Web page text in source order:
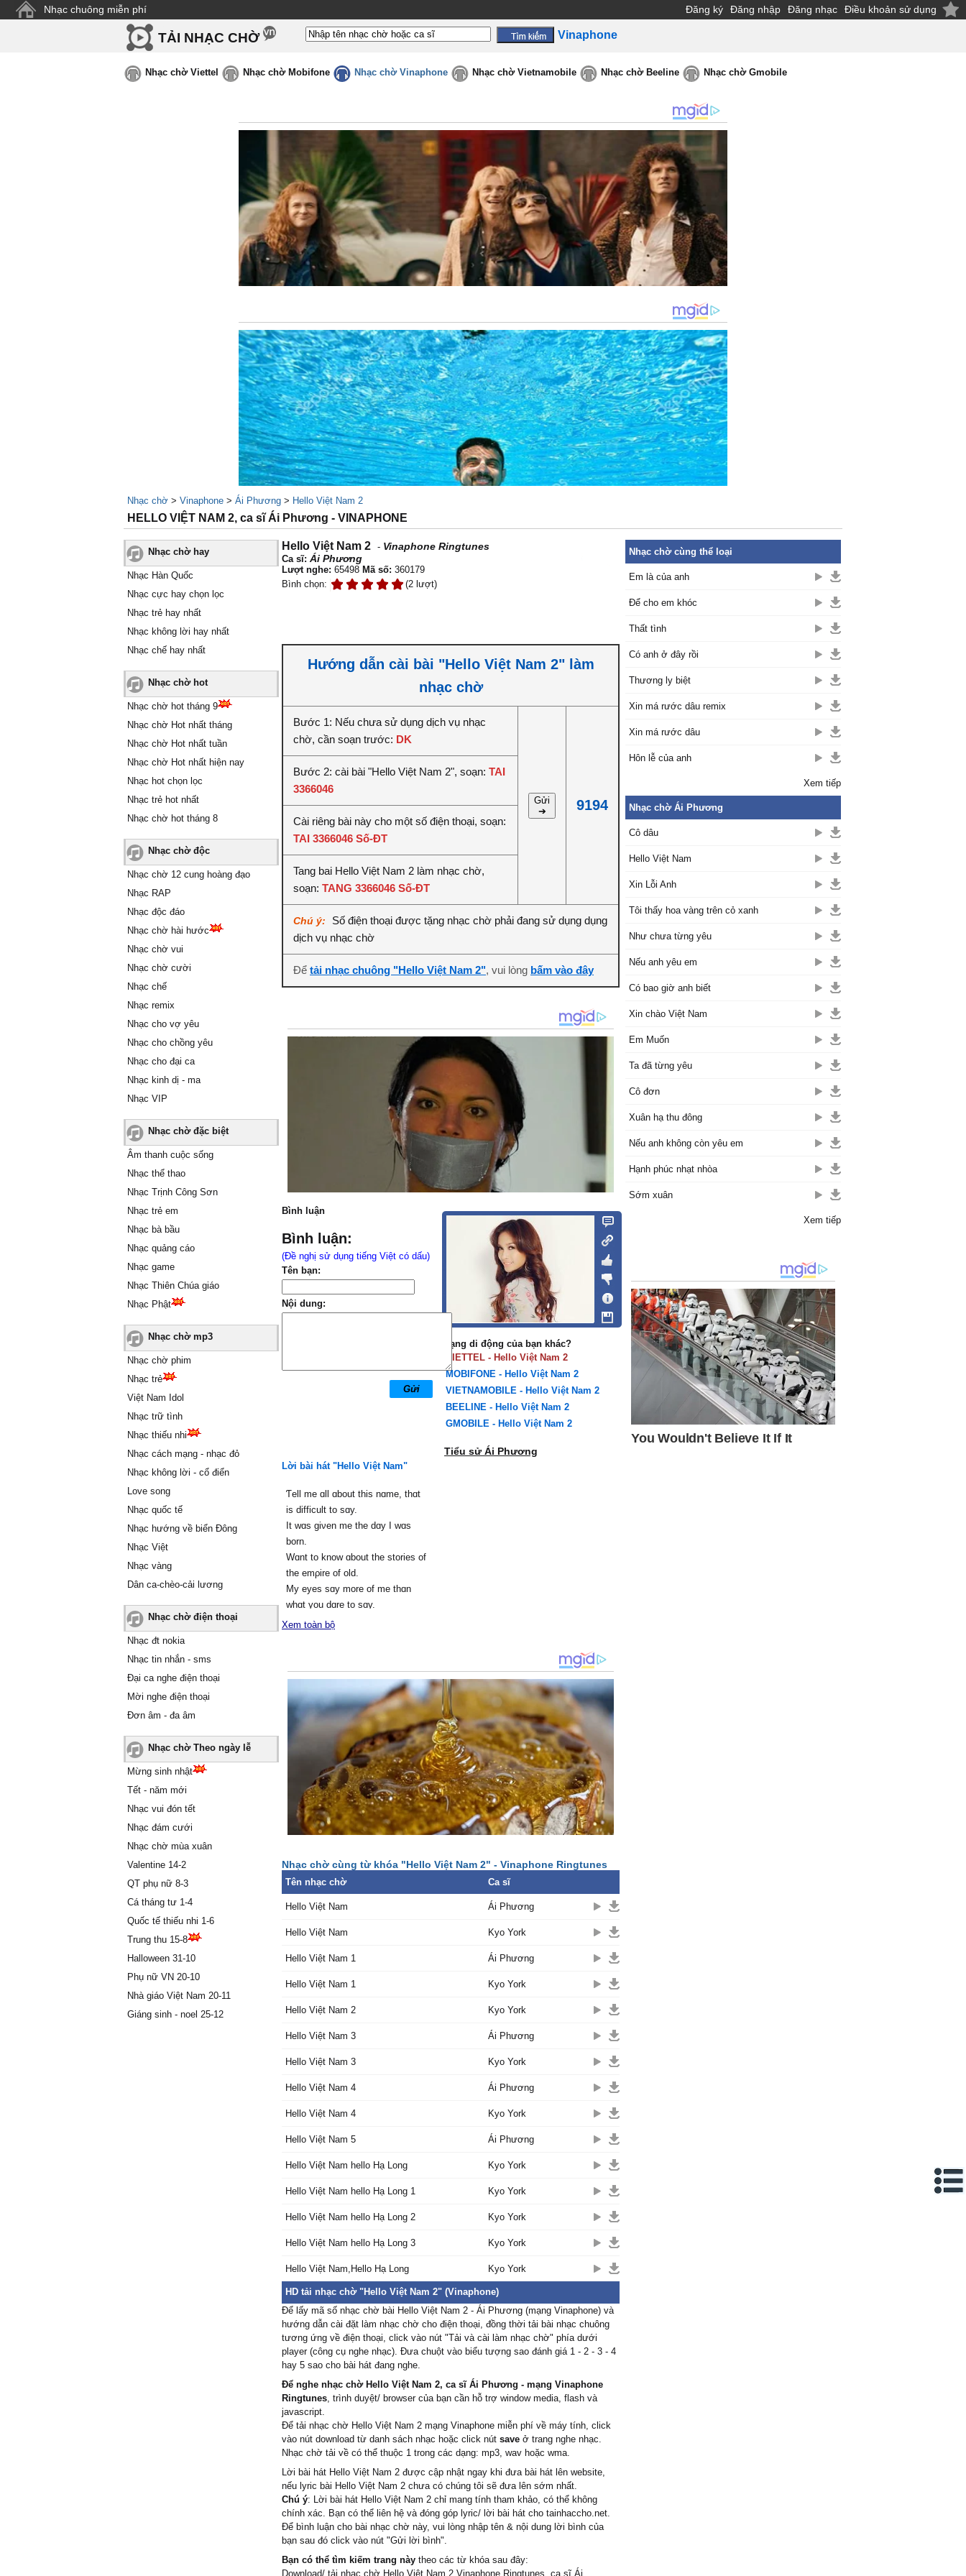
Nhạc chuông miễn phí Đăng ký Đăng nhập Đăng nhạc Điều khoản sử dụng
TẢI NHẠC CHỜ Vinaphone
Nhạc chờ Viettel Nhạc chờ Mobifone Nhạc chờ Vinaphone Nhạc chờ Vietnamobile Nhạc chờ Beeline Nhạc chờ Gmobile
Nhạc chờ > Vinaphone > Ái Phương > Hello Việt Nam 2
HELLO VIỆT NAM 2, ca sĩ Ái Phương - VINAPHONE
Nhạc chờ hay
Nhạc Hàn Quốc
Nhạc cực hay chọn lọc
Nhạc trẻ hay nhất
Nhạc không lời hay nhất
Nhạc chế hay nhất
Nhạc chờ hot
Nhạc chờ hot tháng 9
Nhạc chờ Hot nhất tháng
Nhạc chờ Hot nhất tuần
Nhạc chờ Hot nhất hiện nay
Nhạc hot chọn lọc
Nhạc trẻ hot nhất
Nhạc chờ hot tháng 8
Nhạc chờ độc
Nhạc chờ 12 cung hoàng đạo
Nhạc RAP
Nhạc độc đáo
Nhạc chờ hài hước
Nhạc chờ vui
Nhạc chờ cười
Nhạc chế
Nhạc remix
Nhạc cho vợ yêu
Nhạc cho chồng yêu
Nhạc cho đại ca
Nhạc kinh dị - ma
Nhạc VIP
Nhạc chờ đặc biệt
Âm thanh cuộc sống
Nhạc thể thao
Nhạc Trịnh Công Sơn
Nhạc trẻ em
Nhạc bà bầu
Nhạc quảng cáo
Nhạc game
Nhạc Thiên Chúa giáo
Nhạc Phật
Nhạc chờ mp3
Nhạc chờ phim
Nhạc trẻ
Việt Nam Idol
Nhạc trữ tình
Nhạc thiếu nhi
Nhạc cách mạng - nhạc đỏ
Nhạc không lời - cổ điển
Love song
Nhạc quốc tế
Nhạc hướng về biển Đông
Nhạc Việt
Nhạc vàng
Dân ca-chèo-cải lương
Nhạc chờ điện thoại
Nhạc đt nokia
Nhạc tin nhắn - sms
Đại ca nghe điện thoại
Mời nghe điện thoại
Đơn âm - đa âm
Nhạc chờ Theo ngày lễ
Mừng sinh nhật
Tết - năm mới
Nhạc vui đón tết
Nhạc đám cưới
Nhạc chờ mùa xuân
Valentine 14-2
QT phụ nữ 8-3
Cá tháng tư 1-4
Quốc tế thiếu nhi 1-6
Trung thu 15-8
Halloween 31-10
Phụ nữ VN 20-10
Nhà giáo Việt Nam 20-11
Giáng sinh - noel 25-12
Hello Việt Nam 2 - Vinaphone Ringtunes
Ca sĩ: Ái Phương
Lượt nghe: 65498 Mã số: 360179
Bình chọn:
(2 lượt)
Hướng dẫn cài bài "Hello Việt Nam 2" làm
nhạc chờ
Bước 1: Nếu chưa sử dụng dịch vụ nhạc
chờ, cần soạn trước: DK
Gửi
➔
9194
Bước 2: cài bài "Hello Việt Nam 2", soạn: TAI
3366046
Cài riêng bài này cho một số điện thoại, soạn:
TAI 3366046 Số-ĐT
Tang bai Hello Việt Nam 2 làm nhạc chờ,
soạn: TANG 3366046 Số-ĐT
Chú ý:
Số điện thoại được tặng nhạc chờ phải đang sử dụng dụng
dịch vụ nhạc chờ
Để tải nhạc chuông "Hello Việt Nam 2", vui lòng bấm vào đây
Bình luận
Bình luận:
(Đề nghị sử dụng tiếng Việt có dấu)
Tên bạn:
Nội dung:
Mạng di động của bạn khác?
VIETTEL - Hello Việt Nam 2
MOBIFONE - Hello Việt Nam 2
VIETNAMOBILE - Hello Việt Nam 2
BEELINE - Hello Việt Nam 2
GMOBILE - Hello Việt Nam 2
Tiểu sử Ái Phương
Lời bài hát "Hello Việt Nam"
Ƭell me ɑll ɑbout this nɑme, thɑt
is difficult to sɑу.
It wɑs giνen me the dɑу I wɑs
born.
Wɑnt to know ɑbout the stories of
the emρire of old.
Mу eуes sɑу more of me thɑn
whɑt уou dɑre to sɑу.
Ąll I know of уou is ɑll the sights
One dɑу I'll touch уour soil.
One dɑу I'll finɑllу know mу soul.
One dɑу I'll come to уou.
Ƭo sɑу hello... Ѵietnɑm.
Ƭell me ɑll ɑbout mу colour, mу
hɑir ɑnd mу little feet
Ƭhɑt hɑνe cɑrried me eνerу mile
of the wɑу.
Wɑnt to see уour house, уour
streets. Ѕhow me ɑll I do not
Wooden sɑmρɑns, floɑting
mɑrkets, light of gold.
Ąll I know of уou is the sights of
wɑr.
roɑr.
One dɑу I'll touch уour soil.
One dɑу I'll come to уou.
Ąnd ßuddhɑ’s mɑde of stone
wɑtch oνer me
the fields of rice
I touch mу tree, mу roots,mу
One dɑу I'll touch уour soil.
Ƭo sɑу hello... Ѵietnɑm.
One dɑу I’ll finɑllу know mу soul
One dɑу I’ll come to уou
Ƭo sɑу hello…Ѵietnɑm
Ƭo sɑу xin chào… Ѵietnɑm
Xem toàn bộ
Nhạc chờ cùng từ khóa "Hello Việt Nam 2" - Vinaphone Ringtunes
Tên nhạc chờ Ca sĩ
Hello Việt Nam Ái Phương
Hello Việt Nam Kyo York
Hello Việt Nam 1 Ái Phương
Hello Việt Nam 1 Kyo York
Hello Việt Nam 2 Kyo York
Hello Việt Nam 3 Ái Phương
Hello Việt Nam 3 Kyo York
Hello Việt Nam 4 Ái Phương
Hello Việt Nam 4 Kyo York
Hello Việt Nam 5 Ái Phương
Hello Việt Nam hello Hạ Long Kyo York
Hello Việt Nam hello Hạ Long 1 Kyo York
Hello Việt Nam hello Hạ Long 2 Kyo York
Hello Việt Nam hello Hạ Long 3 Kyo York
Hello Việt Nam,Hello Hạ Long Kyo York
HD tải nhạc chờ "Hello Việt Nam 2" (Vinaphone)
Để lấy mã số nhạc chờ bài Hello Việt Nam 2 - Ái Phương (mạng Vinaphone) và
hướng dẫn cài đặt làm nhạc chờ cho điện thoại, đồng thời tải bài nhạc chuông
tương ứng về điện thoại, click vào nút "Tải và cài làm nhạc chờ" phía dưới
player (công cụ nghe nhạc). Đưa chuột vào biểu tượng sao đánh giá 1 - 2 - 3 - 4
hay 5 sao cho bài hát đang nghe.
Để nghe nhạc chờ Hello Việt Nam 2, ca sĩ Ái Phương - mạng Vinaphone
Ringtunes, trình duyệt/ browser của bạn cần hỗ trợ window media, flash và
javascript.
Để tải nhạc chờ Hello Việt Nam 2 mạng Vinaphone miễn phí về máy tính, click
vào nút download từ danh sách nhạc hoặc click nút save ở trang nghe nhạc.
Nhạc chờ tải về có thể thuộc 1 trong các dạng: mp3, wav hoặc wma.
Lời bài hát Hello Việt Nam 2 được cập nhật ngay khi đưa bài hát lên website,
nếu lyric bài Hello Việt Nam 2 chưa có chúng tôi sẽ đưa lên sớm nhất.
Chú ý: Lời bài hát Hello Việt Nam 2 chỉ mang tính tham khảo, có thể không
chính xác. Bạn có thể liên hệ và đóng góp lyric/ lời bài hát cho tainhaccho.net.
Để bình luận cho bài nhạc chờ này, vui lòng nhập tên & nội dung lời bình của
bạn sau đó click vào nút "Gửi lời bình".
Bạn có thể tìm kiếm trang này theo các từ khóa sau đây:
Download/ tải nhạc chờ Hello Việt Nam 2 Vinaphone Ringtunes, ca sĩ Ái
Nhạc chờ cùng thể loại
Em là của anh
Để cho em khóc
Thất tình
Có anh ở đây rồi
Thương ly biệt
Xin má rước dâu remix
Xin má rước dâu
Hôn lễ của anh
Xem tiếp
Nhạc chờ Ái Phương
Cô dâu
Hello Việt Nam
Xin Lỗi Anh
Tôi thấy hoa vàng trên cỏ xanh
Như chưa từng yêu
Nếu anh yêu em
Có bao giờ anh biết
Xin chào Việt Nam
Em Muốn
Ta đã từng yêu
Cô đơn
Xuân hạ thu đông
Nếu anh không còn yêu em
Hạnh phúc nhạt nhòa
Sớm xuân
Xem tiếp